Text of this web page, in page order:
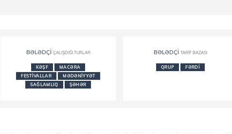
BƏLƏDÇI ÇALIŞDIĞI TURLAR
KƏŞF
MACƏRA
FESTIVALLAR
MƏDƏNIYYƏT
SAĞLAMLIQ
ŞƏHƏR
BƏLƏDÇI TARIF BAZASI
QRUP FƏRDI